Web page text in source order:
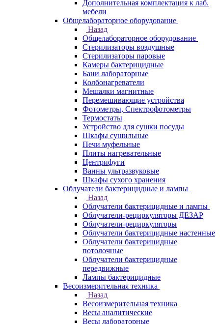
Дополнительная комплектация к лаб.
мебели
Общелабораторное оборудование
Назад
Общелабораторное оборудование
Стерилизаторы воздушные
Стерилизаторы паровые
Камеры бактерицидные
Бани лабораторные
Колбонагреватели
Мешалки магнитные
Перемешивающие устройства
Фотометры, Спектрофотометры
Термостаты
Устройство для сушки посуды
Шкафы сушильные
Печи муфельные
Плиты нагревательные
Центрифуги
Ванны ультразвуковые
Шкафы сухого хранения
Облучатели бактерицидные и лампы
Назад
Облучатели бактерицидные и лампы
Облучатели-рециркуляторы ДЕЗАР
Облучатели-рециркуляторы
Облучатели бактерицидные настенные
Облучатели бактерицидные
потолочные
Облучатели бактерицидные
передвижные
Лампы бактерицидные
Весоизмерительная техника
Назад
Весоизмерительная техника
Весы аналитические
Весы лабораторные